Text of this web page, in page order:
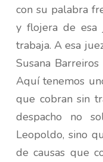
con su palabra
y flojera de
trabaja. A esa
Susana
Aquí tenemos
que cobran sin
despacho no
Leopoldo, sino
de causas que